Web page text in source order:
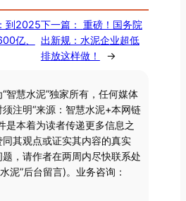
到2025
亿、
下一篇： 重磅！国务院
出新规：水泥企业超低
排放这样做！
→
智慧水泥”独家所有，任何媒体
注明“来源：智慧水泥+本网链
是本着为读者传递更多信息之
其观点或证实其内容的真实
，请作者在两周内尽快联系处
泥”后台留言)。业务咨询：